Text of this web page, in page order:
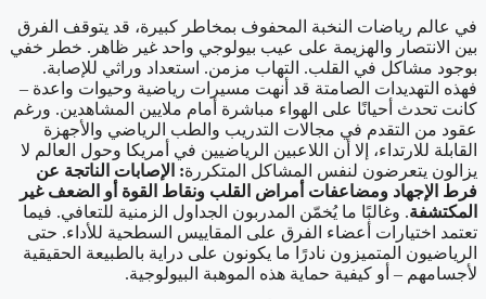
في عالم رياضات النخبة المحفوف بمخاطر كبيرة، قد يتوقف الفرق
بين الانتصار والهزيمة على عيب بيولوجي واحد غير ظاهر. خطر خفي
بوجود مشاكل في القلب. التهاب مزمن. استعداد وراثي للإصابة.
فهذه التهديدات الصامتة قد أنهت مسيرات رياضية وحيوات واعدة –
كانت تحدث أحيانًا على الهواء مباشرة أمام ملايين المشاهدين. ورغم
عقود من التقدم في مجالات التدريب والطب الرياضي والأجهزة
القابلة للارتداء، إلا أن اللاعبين الرياضيين في أمريكا وحول العالم لا
يزالون يتعرضون لنفس المشاكل المتكررة: الإصابات الناتجة عن
فرط الإجهاد ومضاعفات أمراض القلب ونقاط القوة أو الضعف غير
المكتشفة. وغالبًا ما يُخمّن المدربون الجداول الزمنية للتعافي. فيما
تعتمد اختيارات أعضاء الفرق على المقاييس السطحية للأداء. حتى
الرياضيون المتميزون نادرًا ما يكونون على دراية بالطبيعة الحقيقية
لأجسامهم – أو كيفية حماية هذه الموهبة البيولوجية.